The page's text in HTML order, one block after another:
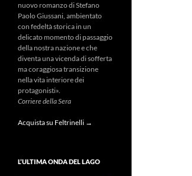
nuovo romanzo di Stefano
Paolo Giussani, ambientato
con fedeltà storica in un
delicato momento di passaggio
della nostra nazione e che
diventa una vicenda di sofferta
ma coraggiosa transizione
nella vita interiore dei
protagonisti».
Corriere della Sera
Acquista su Feltrinelli →
L’ULTIMA ONDA DEL LAGO